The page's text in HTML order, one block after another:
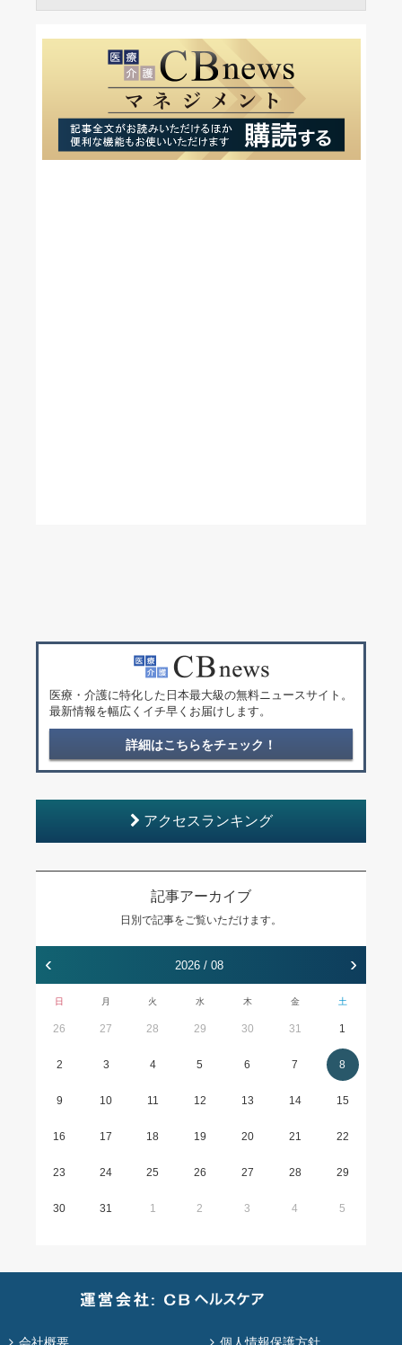
医療・介護に特化した日本最大級の無料ニュースサイト。
最新情報を幅広くイチ早くお届けします。
詳細はこちらをチェック！
アクセスランキング
記事アーカイブ
日別で記事をご覧いただけます。
‹ 2026 / 08 ›
日 月 火 水 木 金 土
26 27 28 29 30 31 1
2 3 4 5 6 7 8
9 10 11 12 13 14 15
16 17 18 19 20 21 22
23 24 25 26 27 28 29
30 31 1 2 3 4 5